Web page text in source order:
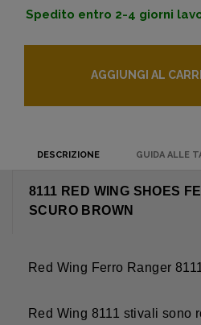
Spedito entro 2-4 giorni
AGGIUNGI AL
DESCRIZIONE GUIDA ALLE
8111 RED WING SHOES
SCURO BROWN
Red Wing Ferro Ranger
Red Wing 8111 stivali sono